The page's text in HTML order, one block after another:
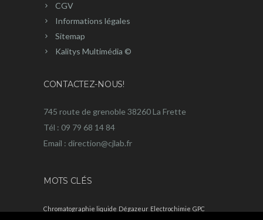
CGV
Informations légales
Sitemap
Kalitys Multimédia ©
CONTACTEZ-NOUS!
745 route de grenoble 38260 La Frette
Tél : 09 79 68 14 84
Email : direction@cjlab.fr
MOTS CLÉS
Chromatographie liquide Dégazeur Electrochimie GPC